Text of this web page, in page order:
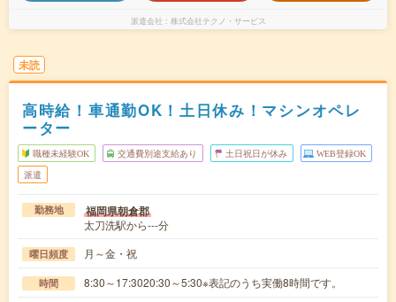
派遣会社 株式会社テクノ・サービス
未読
高時給！車通勤OK！土日休み！マシンオペレ
ーター
職種未経験OK 交通費別途支給あり 土日祝日が休み WEB登録OK
派遣
勤務地 福岡県朝倉郡
太刀洗駅から---分
曜日頻度 月～金・祝
時間 8:30～17:3020:30～5:30※表記のうち実働8時間です。